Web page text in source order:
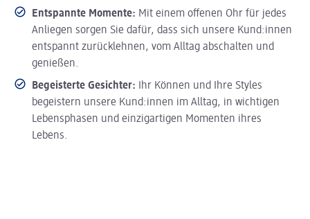
Entspannte Momente: Mit einem offenen Ohr für jedes
Anliegen sorgen Sie dafür, dass sich unsere Kund:innen
entspannt zurücklehnen, vom Alltag abschalten und
genießen.
Begeisterte Gesichter:
Ihr Können und Ihre Styles
begeistern unsere Kund:innen im Alltag, in wichtigen
Lebensphasen und einzigartigen Momenten ihres
Lebens.